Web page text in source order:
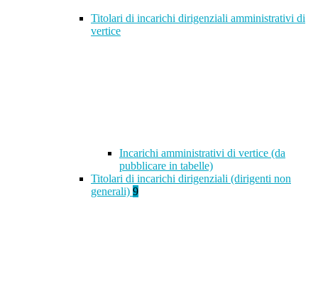
Titolari di incarichi dirigenziali amministrativi di
vertice
Incarichi amministrativi di vertice (da
pubblicare in tabelle)
Titolari di incarichi dirigenziali (dirigenti non
generali) 9